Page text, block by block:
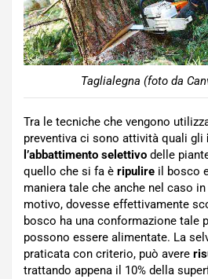
Taglialegna (foto da
Tra le tecniche che vengono
preventiva ci sono attività quali gli
l’abbattimento selettivo delle
quello che si fa è ripulire il bosco
maniera tale che anche nel caso
motivo, dovesse effettivamente
bosco ha una conformazione tale
possono essere alimentate. La
praticata con criterio, può avere
trattando appena il 10% della